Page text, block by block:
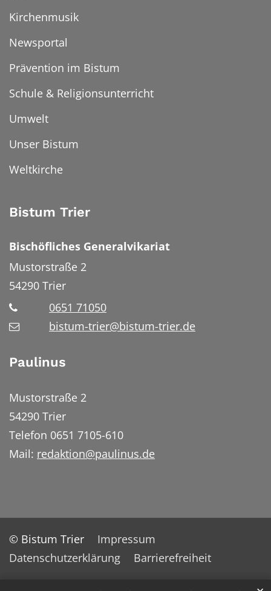
Kirchenmusik
Newsportal
Prävention im Bistum
Schule & Religionsunterricht
Umwelt
Unser Bistum
Weltkirche
Bistum Trier
Bischöfliches Generalvikariat
Mustorstraße 2
54290 Trier
0651 71050
bistum-trier@bistum-trier.de
Paulinus
Mustorstraße 2
54290 Trier
Telefon 0651 7105-610
Mail: redaktion@paulinus.de
© Bistum Trier
Impressum
Datenschutzerklärung
Barrierefreiheit